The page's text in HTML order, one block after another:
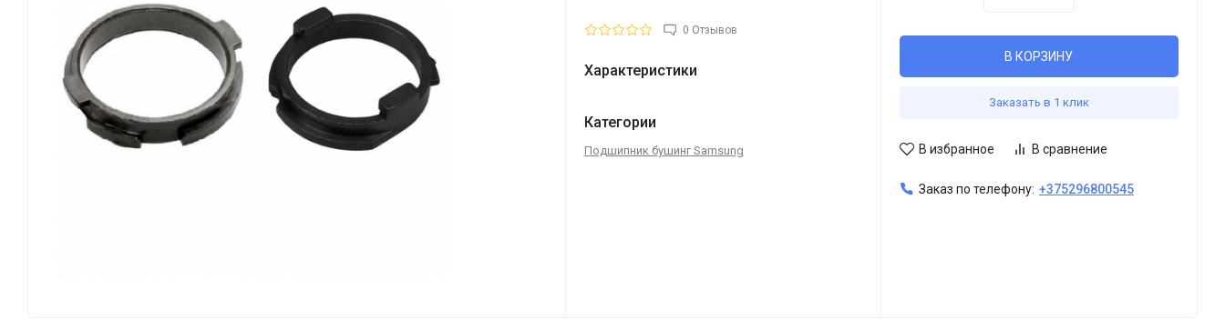
0 Отзывов
Характеристики
Категории
Подшипник бушинг Samsung
В КОРЗИНУ
Заказать в 1 клик
В избранное В сравнение
Заказ по телефону: +375296800545